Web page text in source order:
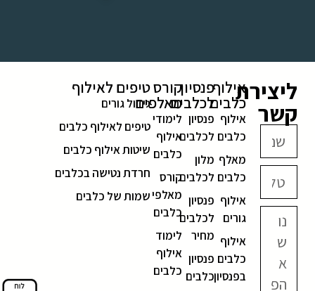
ליצירת
קשר
אילוף
כלבים
אילוף
כלבים
מאלף
כלבים
אילוף
גורים
אילוף
כלבים
בפנסיון
פנסיון
לכלבים
פנסיון
לכלבים
מלון
לכלבים
פנסיון
לכלבים
מחיר
פנסיון
כלבים
קורס
מאלפים
לימודי
אילוף
כלבים
קורס
מאלפי
כלבים
לימוד
אילוף
כלבים
טיפים לאילוף
גידול גורים
טיפים לאילוף כלבים
שיטות אילוף כלבים
חרדת נטישה בכלבים
שמות של כלבים